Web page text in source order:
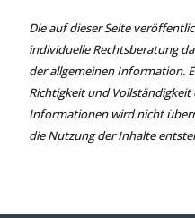
Die auf dieser Seite
individuelle Rechtsberatung
der allgemeinen Information.
Richtigkeit und
Informationen wird nicht
die Nutzung der Inhalte